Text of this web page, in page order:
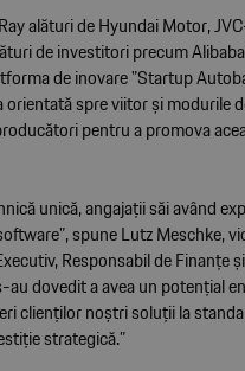
alături de Hyundai Motor,
de investitori precum
de inovare "Startup
spre viitor și modurile
pentru a promova
unică, angajații săi având
spune Lutz Meschke,
Responsabil de Finanțe
au dovedit a avea un potențial
clienților noștri soluții la
strategică.”